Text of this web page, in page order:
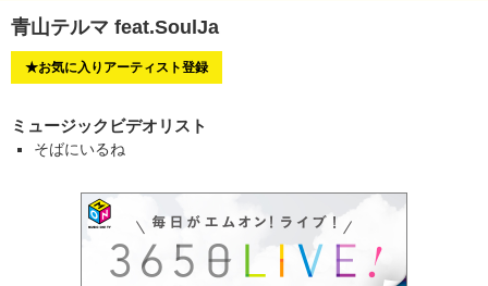
青山テルマ feat.SoulJa
★お気に入りアーティスト登録
ミュージックビデオリスト
そばにいるね